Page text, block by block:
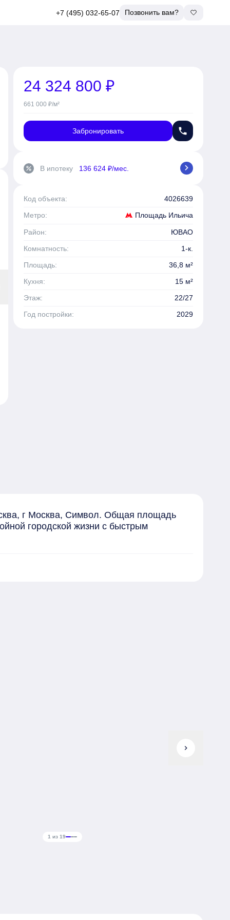
+7 (495) 032-65-07 Позвонить вам?
24 324 800 ₽
661 000 ₽/м²
Забронировать phone
percent В ипотеку 136 624 ₽/мес. chevron_right
Код объекта: 4026639
Метро: Площадь Ильича
Район:
ЮВАО
Комнатность:
1-к.
Площадь:
36,8 м²
Кухня:
15 м²
Этаж:
22/27
Год постройки:
2029
г Москва, Символ. Общая площадь
городской жизни с быстрым
chevron_right
1 из 19